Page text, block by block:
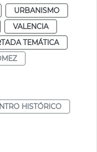
URBANISMO
VALENCIA
TEMÁTICA
HISTÓRICO